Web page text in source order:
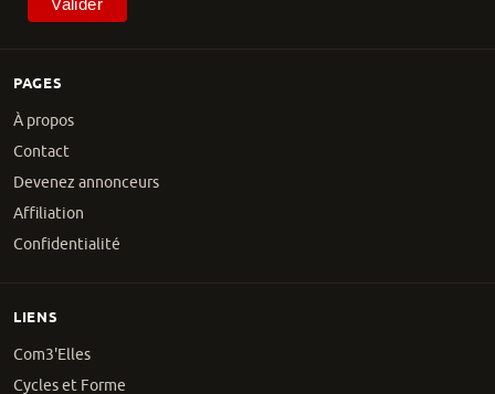
PAGES
À propos
Contact
Devenez annonceurs
Affiliation
Confidentialité
LIENS
Com3'Elles
Cycles et Forme